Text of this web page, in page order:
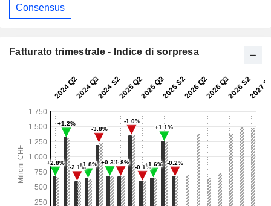
Consensus
Fatturato trimestrale - Indice di sorpresa